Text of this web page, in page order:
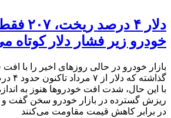
خودرو زیر فشار دلار کوتاه
بازار خودرو در حالی روزهای اخیر را با
با این حال، شدت افت خودروها هنوز به
ریزش گسترده در بازار خودرو سخن گفت
در برابر کاهش قیمت مقاومت می‌کنند